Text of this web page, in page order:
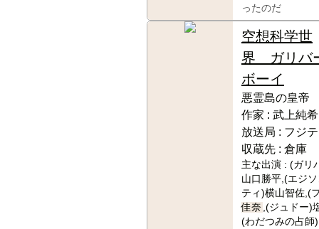
ったのだ
空想科学世
界 ガリバ
ボーイ
悪霊島の皇帝
作家 : 武上純希
放送局 : フジ
収蔵先 : 倉庫
主な出演 : (ガリ
山口勝平,(エジ
ティ)横山智佐,(
佳奈 ,(ジュドー)
(わだつみの占師